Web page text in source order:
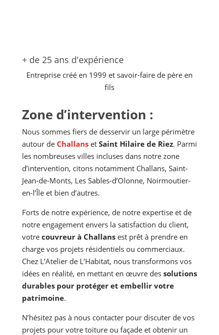
+ de 25 ans d'expérience
Entreprise créé en 1999 et savoir-faire de père en
fils
Zone d’intervention :
Nous sommes fiers de desservir un large périmètre
autour de Challans et Saint Hilaire de Riez. Parmi
les nombreuses villes incluses dans notre zone
d’intervention, citons notamment Challans, Saint-
Jean-de-Monts, Les Sables-d’Olonne, Noirmoutier-
en-l’Île et bien d’autres.
Forts de notre expérience, de notre expertise et de
notre engagement envers la satisfaction du client,
votre couvreur à Challansest prêt à prendre en
charge vos projets résidentiels ou commerciaux.
Chez L’Atelier de L’Habitat, nous transformons vos
idées en réalité, en mettant en œuvre des solutions
durables pour protéger et embellir votre
patrimoine.
N’hésitez pas à nous contacter pour discuter de vos
projets pour votre toiture ou façade et obtenir un